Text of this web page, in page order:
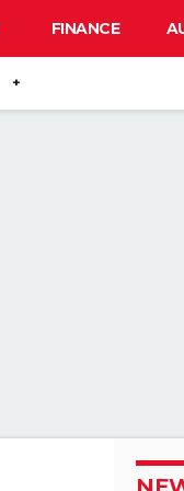
FINANCE
+